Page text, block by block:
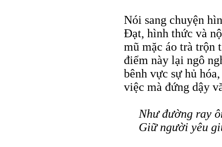
Nói sang chuyện
Đạt, hình thức và
mũ mặc áo trà trộn
điểm này lại ngô
bênh vực sự hủ
việc mà đứng dậy
Như đường ray
Giữ người yêu